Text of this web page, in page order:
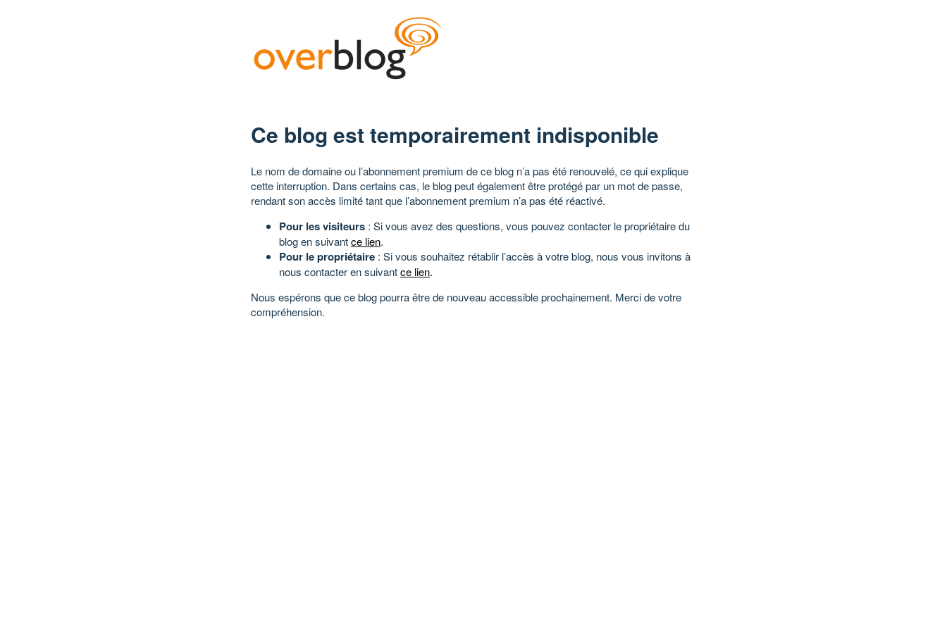
Ce blog est temporairement indisponible
Le nom de domaine ou l’abonnement premium de ce blog n’a pas été renouvelé, ce qui explique
cette interruption. Dans certains cas, le blog peut également être protégé par un mot de passe,
rendant son accès limité tant que l’abonnement premium n’a pas été réactivé.
Pour les visiteurs : Si vous avez des questions, vous pouvez contacter le propriétaire du
blog en suivantce lien.
Pour le propriétaire : Si vous souhaitez rétablir l’accès à votre blog, nous vous invitons à
nous contacter en suivantce lien.
Nous espérons que ce blog pourra être de nouveau accessible prochainement. Merci de votre
compréhension.